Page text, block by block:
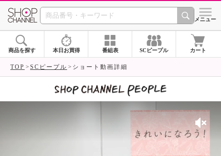
SHOP CHANNEL シメニュー
商品を探す 本日お買得 番組表 SCピープル カート
TOP SCピープル ショート動画詳細